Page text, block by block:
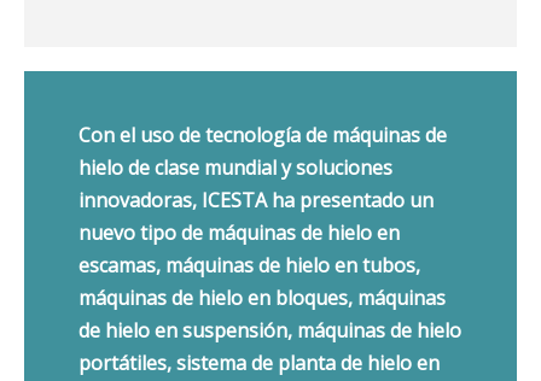
Con el uso de tecnología de máquinas de
hielo de clase mundial y soluciones
innovadoras, ICESTA ha presentado un
nuevo tipo de máquinas de hielo en
escamas, máquinas de hielo en tubos,
máquinas de hielo en bloques, máquinas
de hielo en suspensión, máquinas de hielo
portátiles, sistema de planta de hielo en